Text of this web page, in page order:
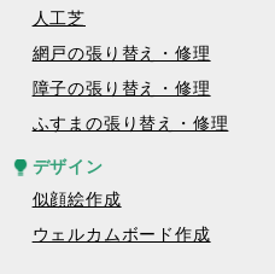
人工芝
網戸の張り替え・修理
障子の張り替え・修理
ふすまの張り替え・修理
デザイン
似顔絵作成
ウェルカムボード作成